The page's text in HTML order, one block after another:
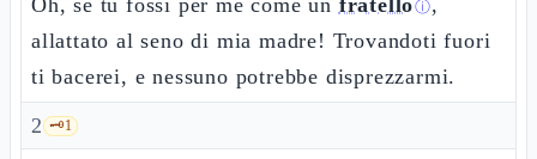
Oh, se tu fossi per me come un fratelloⓘ,
allattato al seno di mia madre! Trovandoti fuori
ti bacerei, e nessuno potrebbe disprezzarmi.
2 🗝️1